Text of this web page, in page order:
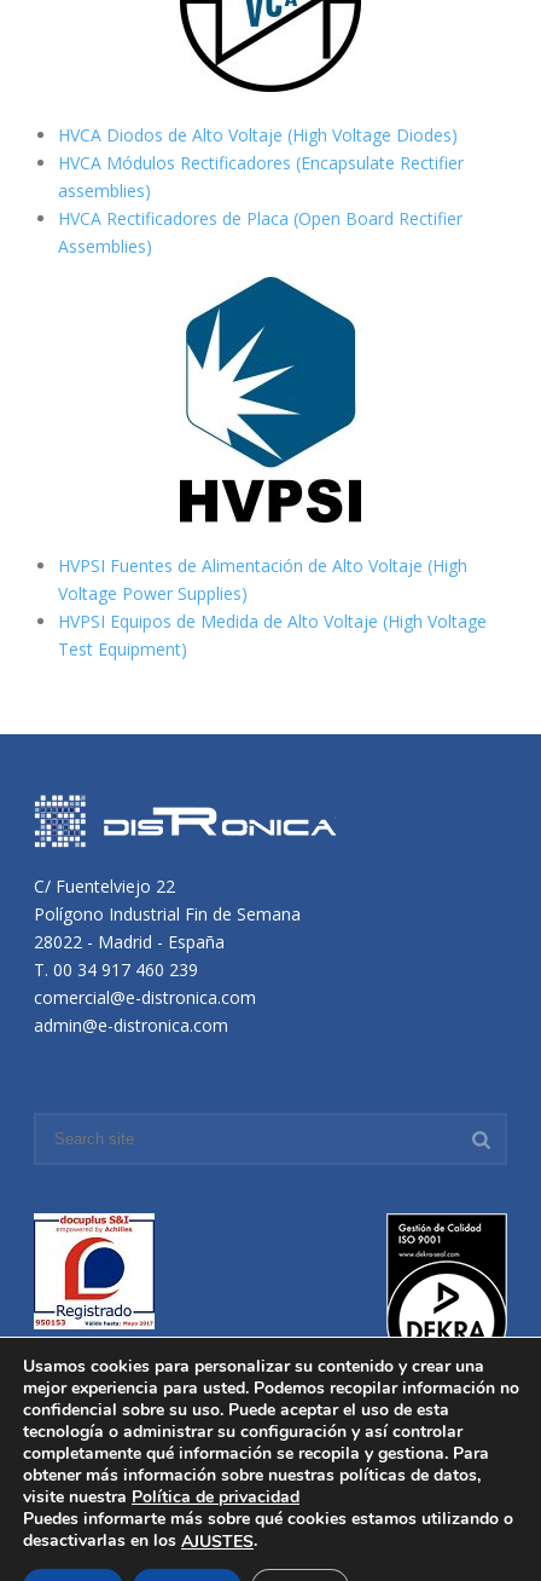
HVCA Diodos de Alto Voltaje (High Voltage Diodes)
HVCA Módulos Rectificadores (Encapsulate Rectifier
assemblies)
HVCA Rectificadores de Placa (Open Board Rectifier
Assemblies)
HVPSI Fuentes de Alimentación de Alto Voltaje (High
Voltage Power Supplies)
HVPSI Equipos de Medida de Alto Voltaje (High Voltage
Test Equipment)
C/ Fuentelviejo 22
Polígono Industrial Fin de Semana
28022 - Madrid - España
T. 00 34 917 460 239
comercial@e-distronica.com
admin@e-distronica.com
Distronica © 2016 Todos los derechos reservados.Aviso legal
Política de privacidad|Política de Cookies
Desarrollado porNucleosoft
Inicio
Quiénes Somos
Usamos cookies para personalizar su contenido y crear una
mejor experiencia para usted. Podemos recopilar información no
confidencial sobre su uso. Puede aceptar el uso de esta
tecnología o administrar su configuración y así controlar
completamente qué información se recopila y gestiona. Para
obtener más información sobre nuestras políticas de datos,
visite nuestra Política de privacidad
Puedes informarte más sobre qué cookies estamos utilizando o
desactivarlas en los AJUSTES.